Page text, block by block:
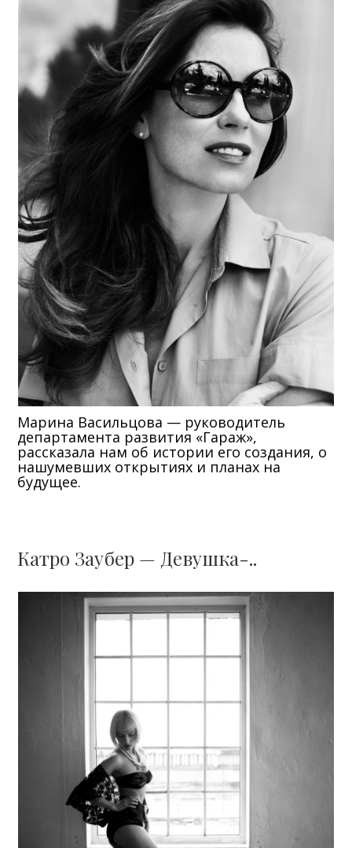
Марина Васильцова — руководитель
департамента развития «Гараж»,
рассказала нам об истории его создания, о
нашумевших открытиях и планах на
будущее.
Катро Заубер — Девушка-..